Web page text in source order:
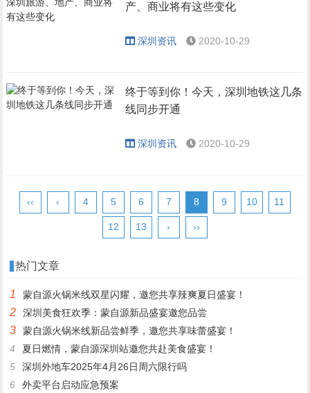
产、商业将有这些变化
深圳资讯 2020-10-29
终于等到你！今天，深圳地铁这几条
线同步开通
深圳资讯 2020-10-29
‹‹ ‹ 4 5 6 7 8 9 10 11
12 13 › ››
热门文章
1 蒙自源火锅米线双星闪耀，邀您共享辣爽夏日盛宴！
2 深圳美食狂欢季：蒙自源新品盛宴邀您品尝
3
蒙自源火锅米线新品尝鲜季，邀您共享味蕾盛宴！
4
夏日燃情，蒙自源深圳站邀您共赴美食盛宴！
5
深圳外地车2025年4月26日周六限行吗
6
外卖平台启动应急预案